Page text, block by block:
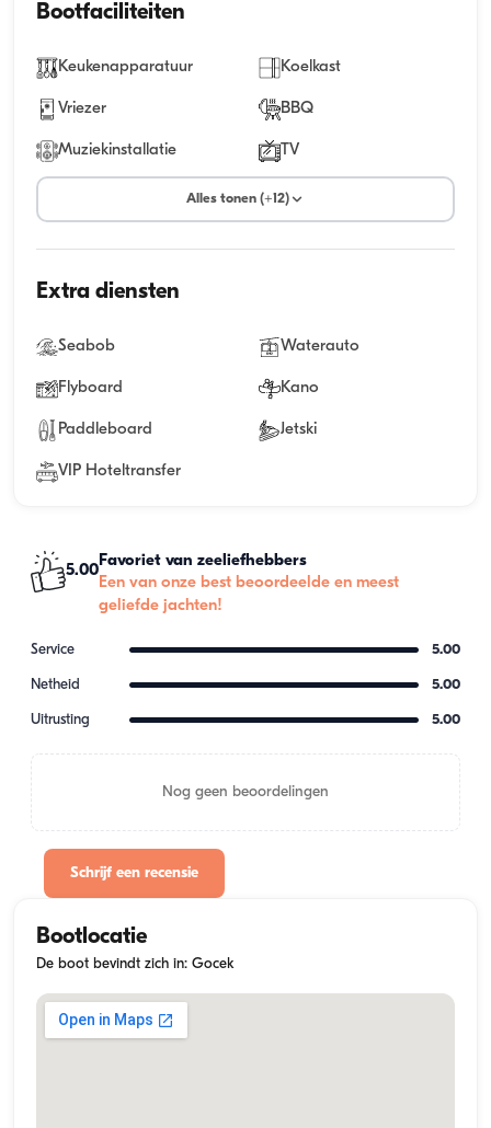
Bootfaciliteiten
Keukenapparatuur Koelkast
Vriezer BBQ
Muziekinstallatie TV
Alles tonen (+12)
Extra diensten
Seabob Waterauto
Flyboard Kano
Paddleboard Jetski
VIP Hoteltransfer
5.00
Favoriet van zeeliefhebbers
Een van onze best beoordeelde en meest
geliefde jachten!
Service 5.00
Netheid 5.00
Uitrusting 5.00
Nog geen beoordelingen
Schrijf een recensie
Bootlocatie
De boot bevindt zich in: Gocek